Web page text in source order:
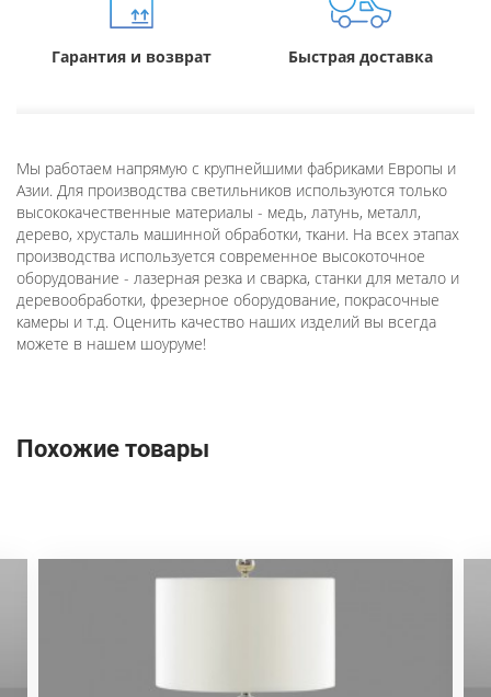
Гарантия и возврат Быстрая доставка
Мы работаем напрямую с крупнейшими фабриками Европы и
Азии. Для производства светильников используются только
высококачественные материалы - медь, латунь, металл,
дерево, хрусталь машинной обработки, ткани. На всех этапах
производства используется современное высокоточное
оборудование - лазерная резка и сварка, станки для метало и
деревообработки, фрезерное оборудование, покрасочные
камеры и т.д. Оценить качество наших изделий вы всегда
можете в нашем шоуруме!
Похожие товары